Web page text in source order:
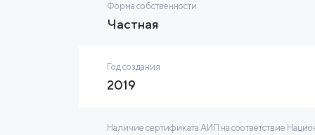
Форма собственности
Частная
Год создания
2019
Наличие сертификата АИП на соответствие